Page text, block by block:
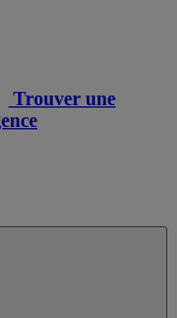
Trouver une